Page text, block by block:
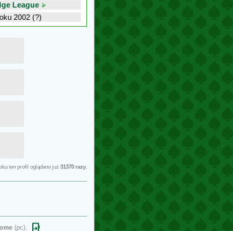
League
2002 (?)
ten profil oglądano już 31370 razy.
(pc).